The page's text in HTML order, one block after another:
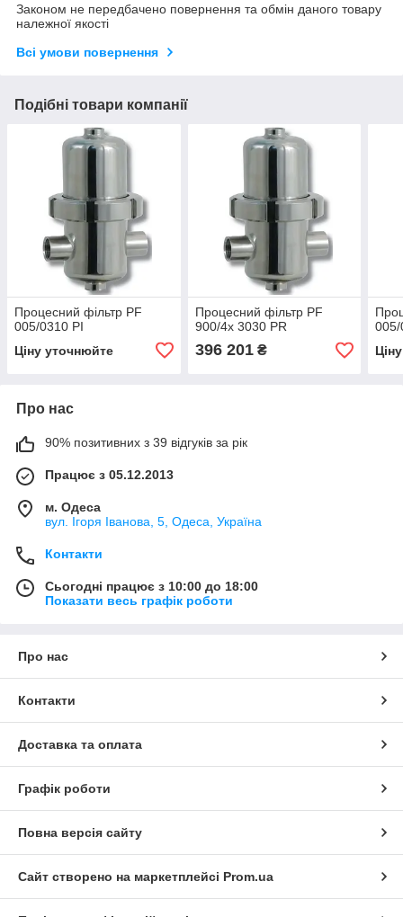
Законом не передбачено повернення та обмін даного товару
належної якості
Всі умови повернення
Подібні товари компанії
Процесний фільтр PF
005/0310 PI
Ціну уточнюйте
Процесний фільтр PF
900/4x 3030 PR
396 201₴
005/
Про нас
90% позитивних з 39 відгуків за рік
Працює з 05.12.2013
м. Одеса
вул. Ігоря Іванова, 5, Одеса, Україна
Контакти
Сьогодні працює з 10:00 до 18:00
Показати весь графік роботи
Про нас
Контакти
Доставка та оплата
Графік роботи
Повна версія сайту
Сайт створено на маркетплейсі Prom.ua